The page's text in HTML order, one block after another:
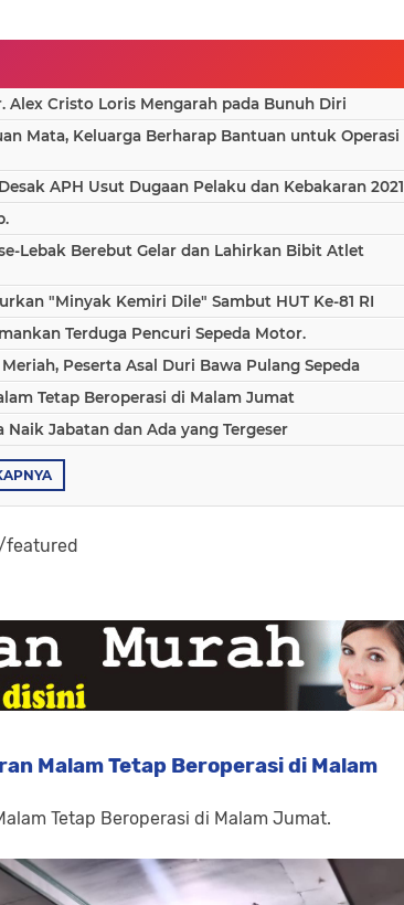
Alex Cristo Loris Mengarah pada Bunuh Diri
Mata, Keluarga Berharap Bantuan untuk Operasi
APH Usut Dugaan Pelaku dan Kebakaran 2021
Lebak Berebut Gelar dan Lahirkan Bibit Atlet
"Minyak Kemiri Dile" Sambut HUT Ke-81 RI
Terduga Pencuri Sepeda Motor.
Peserta Asal Duri Bawa Pulang Sepeda
Tetap Beroperasi di Malam Jumat
Jabatan dan Ada yang Tergeser
featured
Malam Tetap Beroperasi di Malam
Tetap Beroperasi di Malam Jumat.